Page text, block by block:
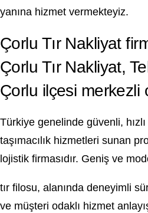
yanına hizmet vermekteyiz.
Çorlu Tır Nakliyat
Çorlu Tır Nakliyat,
Çorlu ilçesi merkezli
Türkiye genelinde güvenli,
taşımacılık hizmetleri sunan
lojistik firmasıdır. Geniş ve
tır filosu, alanında deneyimli
ve müşteri odaklı hizmet